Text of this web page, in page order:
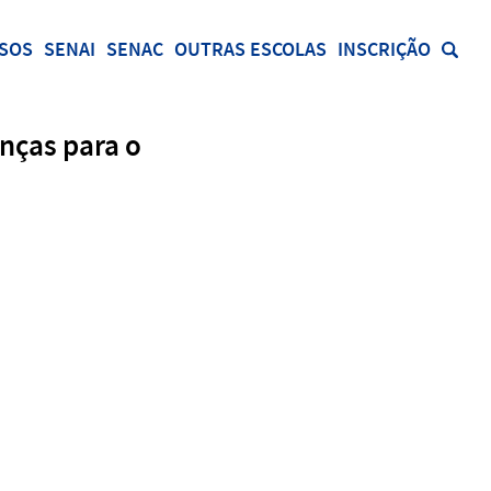
SENAI SENAC OUTRAS ESCOLAS INSCRIÇÃO
para o